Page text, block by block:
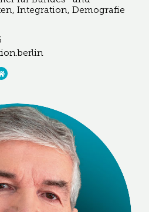
Integration, Demografie